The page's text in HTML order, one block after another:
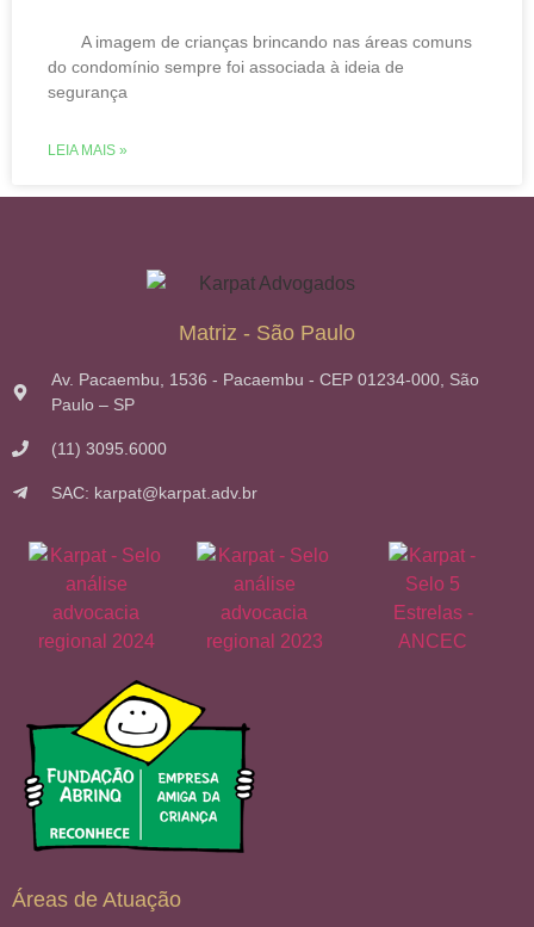
A imagem de crianças brincando nas áreas comuns
do condomínio sempre foi associada à ideia de
segurança
LEIA MAIS »
Matriz - São Paulo
Av. Pacaembu, 1536 - Pacaembu - CEP 01234-000, São
Paulo – SP
(11) 3095.6000
SAC: karpat@karpat.adv.br
Áreas de Atuação